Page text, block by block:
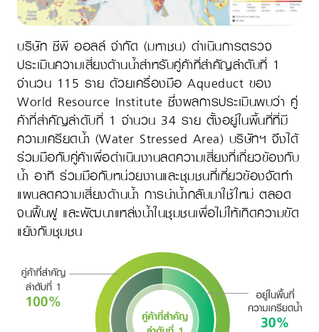
บริษัท ซีพี ออลล์ จำกัด (มหาชน) ดำเนินการตรวจ
ประเมินความเสี่ยงด้านน้ำสำหรับคู่ค้าที่สำคัญลำดับที่ 1
จำนวน 115 ราย ด้วยเครื่องมือ Aqueduct ของ
World Resource Institute ซึ่งผลการประเมินพบว่า คู่
ค้าที่สำคัญลำดับที่ 1 จำนวน 34 ราย ตั้งอยู่ในพื้นที่ที่มี
ความเครียดน้ำ (Water Stressed Area) บริษัทฯ จึงได้
ร่วมมือกับคู่ค้าเพื่อดำเนินงานลดความเสี่ยงที่เกี่ยวข้องกับ
น้ำ อาทิ ร่วมมือกับหน่วยงานและชุมชนที่เกี่ยวข้องจัดทำ
แผนลดความเสี่ยงด้านน้ำ การนำน้ำกลับมาใช้ใหม่ ตลอด
จนฟื้นฟู และพัฒนาแหล่งน้ำในชุมชนเพื่อไม่ให้เกิดความขัด
แย้งกับชุมชน